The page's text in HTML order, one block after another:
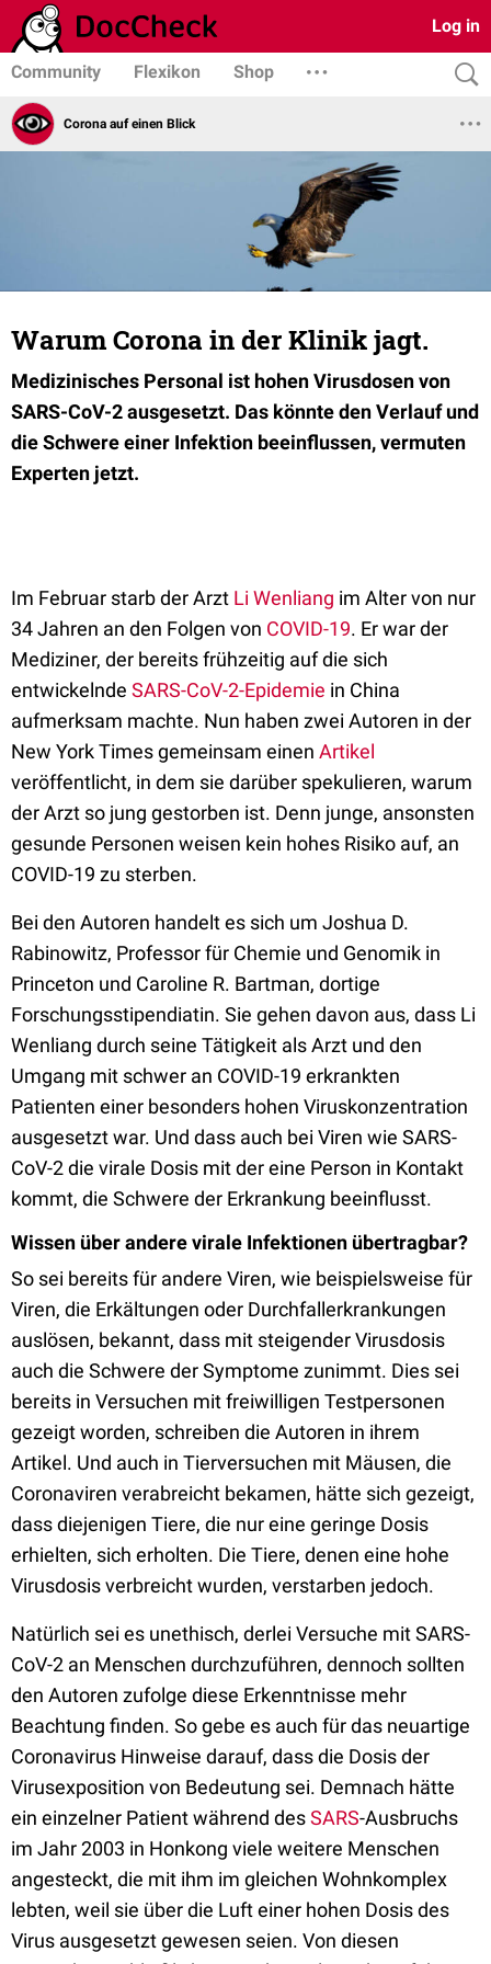
Log in
Community Flexikon Shop
Corona auf einen Blick
Warum Corona in der Klinik jagt.
Medizinisches Personal ist hohen Virusdosen von
SARS-CoV-2 ausgesetzt. Das könnte den Verlauf und
die Schwere einer Infektion beeinflussen, vermuten
Experten jetzt.
Im Februar starb der Arzt Li Wenliang im Alter von nur
34 Jahren an den Folgen von COVID-19. Er war der
Mediziner, der bereits frühzeitig auf die sich
entwickelnde SARS-CoV-2-Epidemie in China
aufmerksam machte. Nun haben zwei Autoren in der
New York Times gemeinsam einen Artikel
veröffentlicht, in dem sie darüber spekulieren, warum
der Arzt so jung gestorben ist. Denn junge, ansonsten
gesunde Personen weisen kein hohes Risiko auf, an
COVID-19 zu sterben.
Bei den Autoren handelt es sich um Joshua D.
Rabinowitz, Professor für Chemie und Genomik in
Princeton und Caroline R. Bartman, dortige
Forschungsstipendiatin. Sie gehen davon aus, dass Li
Wenliang durch seine Tätigkeit als Arzt und den
Umgang mit schwer an COVID-19 erkrankten
Patienten einer besonders hohen Viruskonzentration
ausgesetzt war. Und dass auch bei Viren wie SARS-
CoV-2 die virale Dosis mit der eine Person in Kontakt
kommt, die Schwere der Erkrankung beeinflusst.
Wissen über andere virale Infektionen übertragbar?
So sei bereits für andere Viren, wie beispielsweise für
Viren, die Erkältungen oder Durchfallerkrankungen
auslösen, bekannt, dass mit steigender Virusdosis
auch die Schwere der Symptome zunimmt. Dies sei
bereits in Versuchen mit freiwilligen Testpersonen
gezeigt worden, schreiben die Autoren in ihrem
Artikel. Und auch in Tierversuchen mit Mäusen, die
Coronaviren verabreicht bekamen, hätte sich gezeigt,
dass diejenigen Tiere, die nur eine geringe Dosis
erhielten, sich erholten. Die Tiere, denen eine hohe
Virusdosis verbreicht wurden, verstarben jedoch.
Natürlich sei es unethisch, derlei Versuche mit SARS-
CoV-2 an Menschen durchzuführen, dennoch sollten
den Autoren zufolge diese Erkenntnisse mehr
Beachtung finden. So gebe es auch für das neuartige
Coronavirus Hinweise darauf, dass die Dosis der
Virusexposition von Bedeutung sei. Demnach hätte
ein einzelner Patient während desSARS-Ausbruchs
im Jahr 2003 in Honkong viele weitere Menschen
angesteckt, die mit ihm im gleichen Wohnkomplex
lebten, weil sie über die Luft einer hohen Dosis des
Virus ausgesetzt gewesen seien. Von diesen